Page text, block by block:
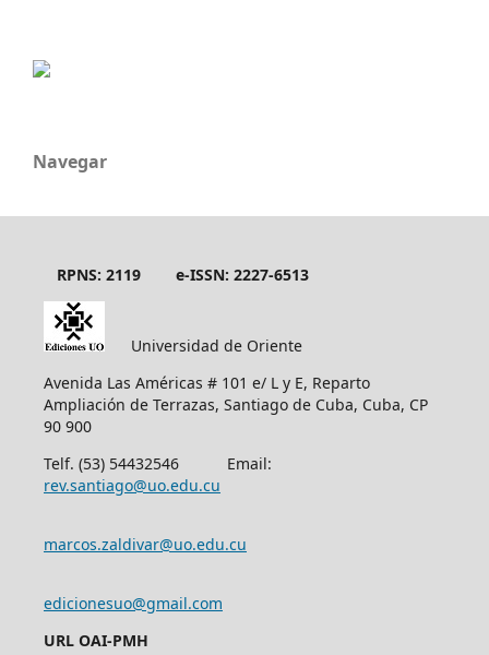
Navegar
RPNS: 2119 e-ISSN: 2227-6513
Universidad de Oriente
Avenida Las Américas # 101 e/ L y E, Reparto
Ampliación de Terrazas, Santiago de Cuba, Cuba, CP
90 900
Telf. (53) 54432546 Email:
rev.santiago@uo.edu.cu
marcos.zaldivar@uo.edu.cu
edicionesuo@gmail.com
URL OAI-PMH